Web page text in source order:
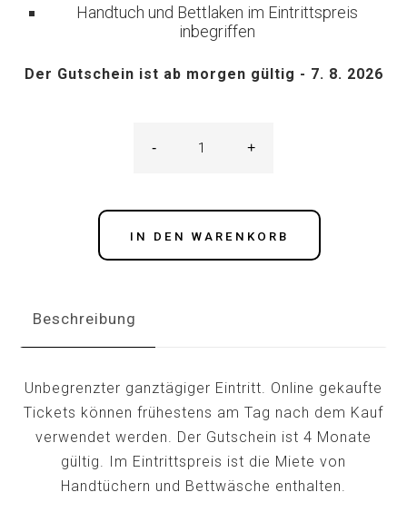
Handtuch und Bettlaken im Eintrittspreis
inbegriffen
Der Gutschein ist ab morgen gültig - 7. 8. 2026
-
Ganztageseintritt
+
IN DEN WARENKORB
Beschreibung
Unbegrenzter ganztägiger Eintritt. Online gekaufte
Tickets können frühestens am Tag nach dem Kauf
verwendet werden. Der Gutschein ist 4 Monate
gültig. Im Eintrittspreis ist die Miete von
Handtüchern und Bettwäsche enthalten.